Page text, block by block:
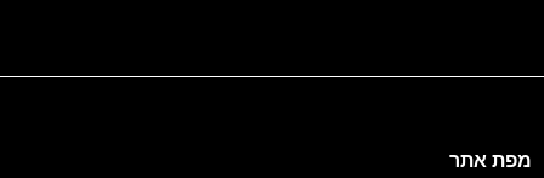
מפת אתר